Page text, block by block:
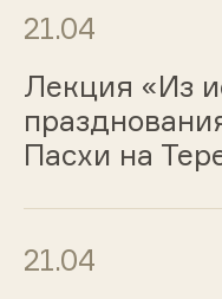
21.04
Лекция «Из
Пасхи на
21.04